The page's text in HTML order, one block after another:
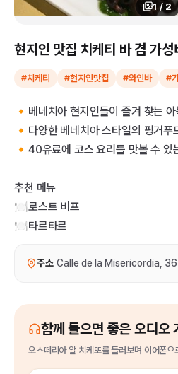
1 / 2
현지인 맛집 치케티 바 겸 가성
#치케티 #현지인맛집 #와인바 #
🔸베네치아 현지인들이 즐겨 찾는
🔸다양한 베네치아 스타일의 핑거푸
🔸40유료에 코스 요리를 맛볼 수 있
추천 메뉴
🍽️로스트 비프
🍽️타르타르
주소 Calle de la Misericordia,
함께 들으면 좋은 오디오
오스떼리아 알 치케또를들러보며 이어폰으